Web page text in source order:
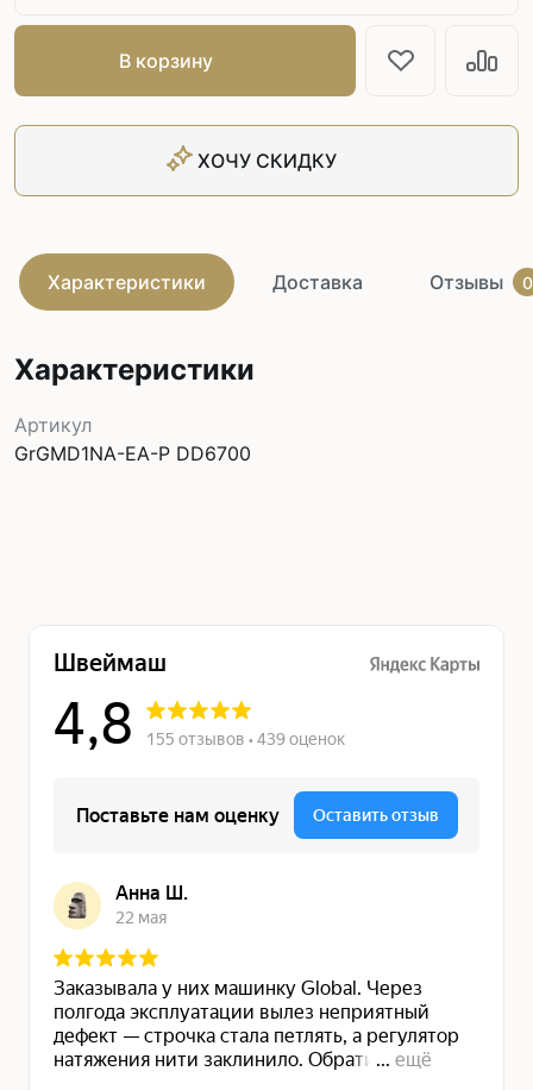
В корзину
ХОЧУ СКИДКУ
Характеристики Доставка Отзывы 0
Характеристики
Артикул
GrGMD1NA-EA-P DD6700